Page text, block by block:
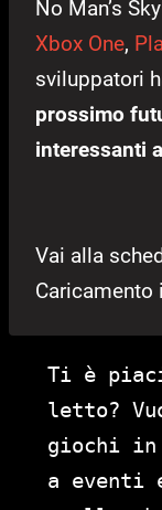
No Man’s
Xbox One,
sviluppatori
prossimo
interessanti
Vai alla
Caricamento
Ti è
letto?
giochi in
a eventi